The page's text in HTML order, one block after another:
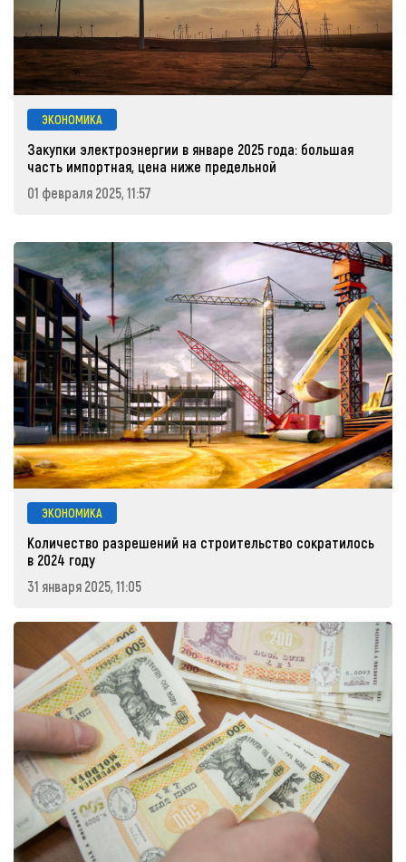
ЭКОНОМИКА
Закупки электроэнергии в январе 2025 года: большая
часть импортная, цена ниже предельной
01 февраля 2025, 11:57
ЭКОНОМИКА
Количество разрешений на строительство сократилось
в 2024 году
31 января 2025, 11:05